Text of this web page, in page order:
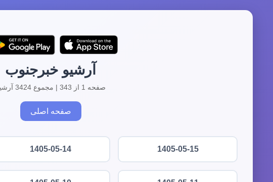
آرشیو خبرجنوب
صفحه 1 از 343 | مجموع 3424 آرشیو
صفحه اصلی
1405-05-15
1405-05-14